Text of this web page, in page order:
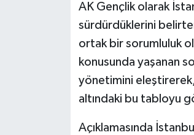
AK Gençlik olarak
sürdürdüklerini
ortak bir sorumluluk
konusunda yaşanan
yönetimini
altındaki bu tabloyu
Açıklamasında